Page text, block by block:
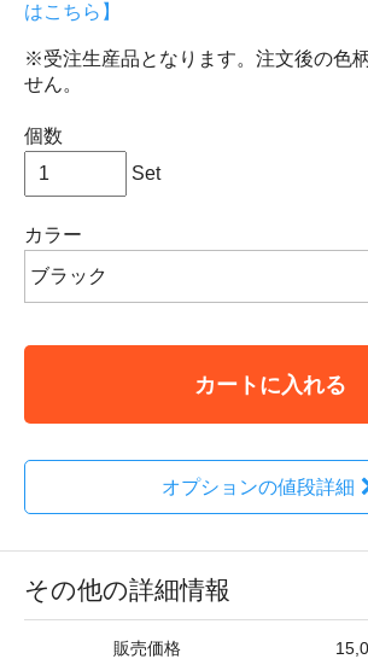
はこちら】
※受注生産品となります。注文後の色
せん。
個数
Set
カラー
カートに入れる
オプションの値段詳細
その他の詳細情報
販売価格